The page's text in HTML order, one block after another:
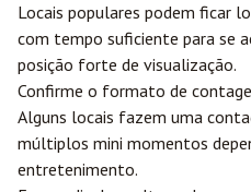
Locais populares podem ficar
com tempo suficiente para se
posição forte de visualização.
Confirme o formato de
Alguns locais fazem uma
múltiplos mini momentos
entretenimento.